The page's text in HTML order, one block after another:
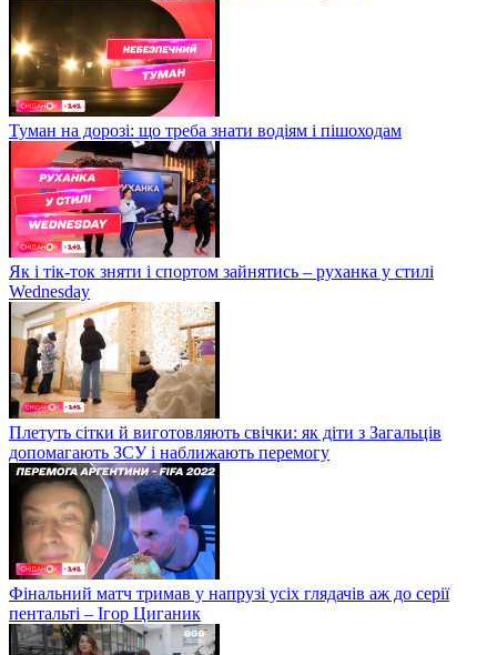
Туман на дорозі: що треба знати водіям і пішоходам
Як і тік-ток зняти і спортом зайнятись – руханка у стилі
Wednesday
Плетуть сітки й виготовляють свічки: як діти з Загальців
допомагають ЗСУ і наближають перемогу
Фінальний матч тримав у напрузі усіх глядачів аж до серії
пентальті – Ігор Циганик